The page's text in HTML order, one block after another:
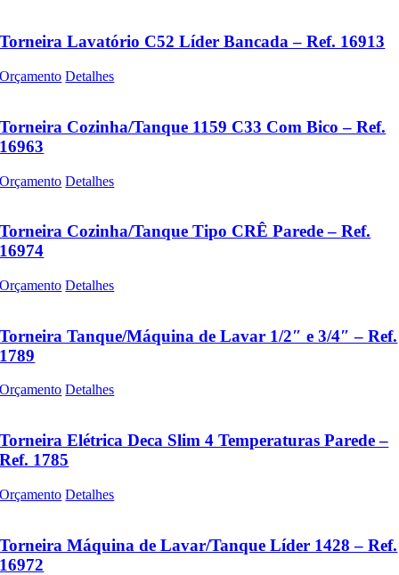
Torneira Lavatório C52 Líder Bancada – Ref. 16913
Orçamento Detalhes
Torneira Cozinha/Tanque 1159 C33 Com Bico – Ref.
16963
Orçamento Detalhes
Torneira Cozinha/Tanque Tipo CRÊ Parede – Ref.
16974
Orçamento Detalhes
Torneira Tanque/Máquina de Lavar 1/2″ e 3/4″ – Ref.
1789
Orçamento Detalhes
Torneira Elétrica Deca Slim 4 Temperaturas Parede –
Ref. 1785
Orçamento Detalhes
Torneira Máquina de Lavar/Tanque Líder 1428 – Ref.
16972